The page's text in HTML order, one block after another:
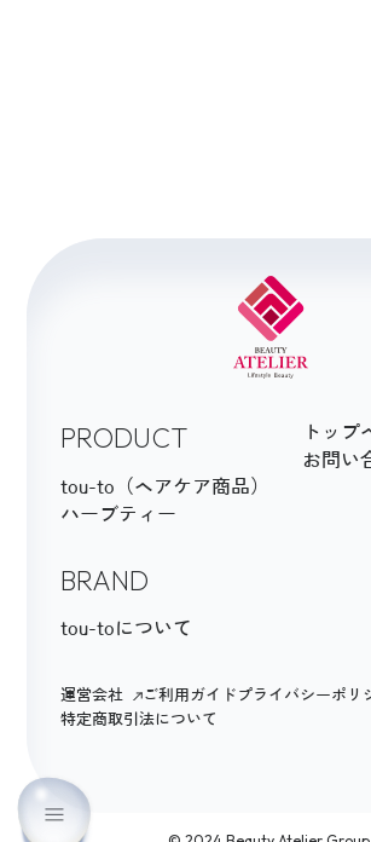
PRODUCT
tou-to（ヘアケア商品）
ハーブティー
BRAND
tou-toについて
トップ
お問い
運営会社 ご利用ガイド プライバシーポリ
特定商取引法について